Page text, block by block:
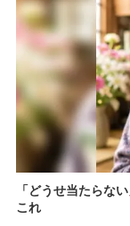
「どうせ当たらな
これ